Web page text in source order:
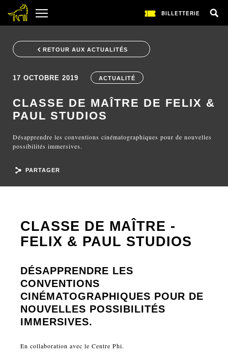
BILLETTERIE
RETOUR AUX ACTUALITÉS
17 OCTOBRE 2019 ACTUALITÉ
CLASSE DE MAÎTRE DE FELIX &
PAUL STUDIOS
Désapprendre les conventions cinématographiques pour de nouvelles
possibilités immersives.
PARTAGER
CLASSE DE MAÎTRE -
FELIX & PAUL STUDIOS
DÉSAPPRENDRE LES
CONVENTIONS
CINÉMATOGRAPHIQUES POUR DE
NOUVELLES POSSIBILITÉS
IMMERSIVES.
En collaboration avec le Centre Phi.